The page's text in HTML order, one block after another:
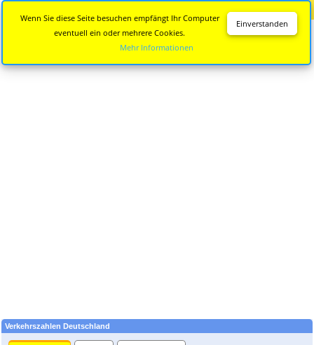
Verkehrszahlen Deutschland
Einverstanden
Wenn Sie diese Seite besuchen empfängt Ihr Computer
eventuell ein oder mehrere Cookies.
Mehr Informationen